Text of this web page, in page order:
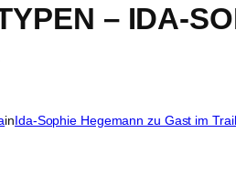
– IDA-
inIda-Sophie Hegemann zu Gast im